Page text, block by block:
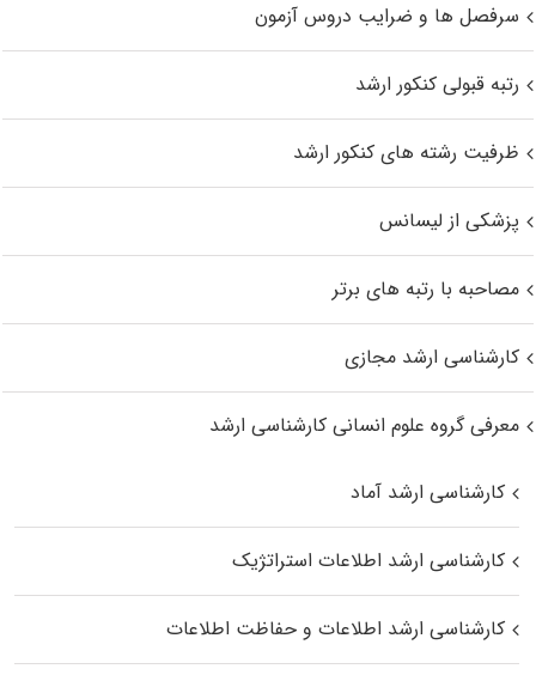
سرفصل ها و ضرایب دروس آزمون
رتبه قبولی کنکور ارشد
ظرفیت رشته های کنکور ارشد
پزشکی از لیسانس
مصاحبه با رتبه های برتر
کارشناسی ارشد مجازی
معرفی گروه علوم انسانی کارشناسی ارشد
کارشناسی ارشد آماد
کارشناسی ارشد اطلاعات استراتژیک
کارشناسی ارشد اطلاعات و حفاظت اطلاعات